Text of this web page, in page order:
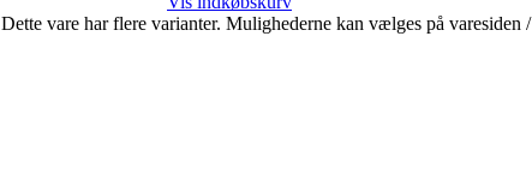
Dette vare har flere varianter. Mulighederne kan vælges på varesiden /